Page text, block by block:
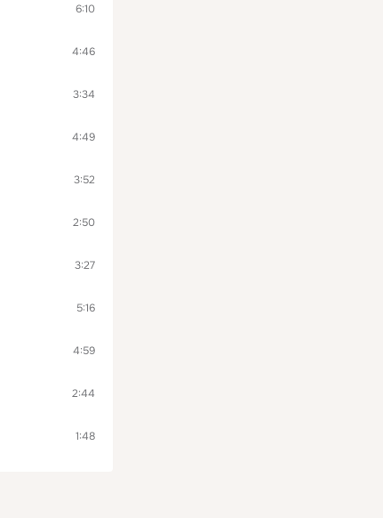
6:10
4:46
3:34
4:49
3:52
2:50
3:27
5:16
4:59
2:44
1:48